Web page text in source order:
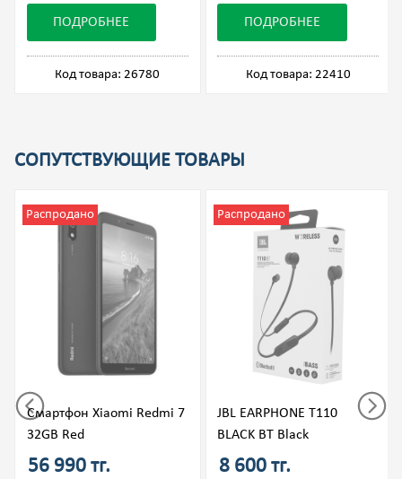
ПОДРОБНЕЕ
Код товара: 26780
ПОДРОБНЕЕ
Код товара: 22410
СОПУТСТВУЮЩИЕ ТОВАРЫ
Смартфон Xiaomi Redmi 7
32GB Red
Распродано
56 990 тг.
JBL EARPHONE T110
BLACK BT Black
Распродано
8 600 тг.